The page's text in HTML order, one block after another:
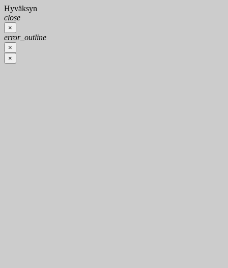
Hyväksyn
close
×
error_outline
×
×